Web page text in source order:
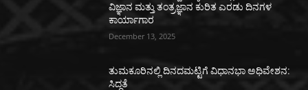
ವಿಜ್ಞಾನ ಮತ್ತು ತಂತ್ರಜ್ಞಾನ ಕುರಿತ ಎರಡು ದಿನಗಳ
ಕಾರ್ಯಾಗಾರ
December 13, 2025
ತುಮಕೂರಿನಲ್ಲಿ ದಿನದಮಟ್ಟಿಗೆ ವಿಧಾನಭಾ ಅಧಿವೇಶನ:
ಸಿದ್ಧತೆ